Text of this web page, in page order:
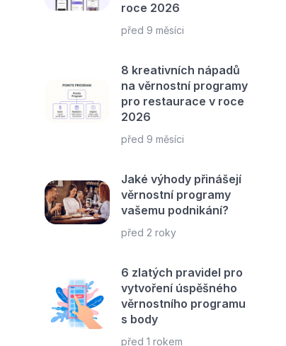
roce 2026
před 9 měsíci
8 kreativních nápadů
na věrnostní programy
pro restaurace v roce
2026
před 9 měsíci
Jaké výhody přinášejí
věrnostní programy
vašemu podnikání?
před 2 roky
6 zlatých pravidel pro
vytvoření úspěšného
věrnostního programu
s body
před 1 rokem